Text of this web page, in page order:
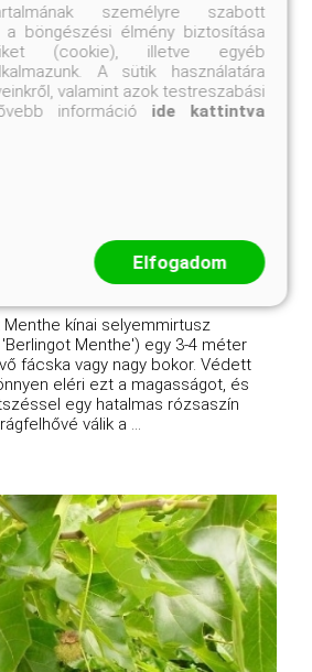
Menthe selyemmirtusz
450 Ft
Kosárba
Menthe kínai selyemmirtusz
Menthe') egy 3-4 méter
fácska vagy nagy bokor. Védett
eléri ezt a magasságot, és
egy hatalmas rózsaszín
válik a ...
személyre szabott
böngészési élmény biztosítása
(cookie), illetve egyéb
A sütik használatára
valamint azok testreszabási
információ ide kattintva
Elfogadom